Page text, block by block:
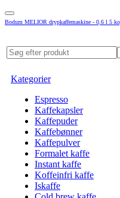
Bodum MELIOR drypkaffemaskine - 0,6 l 5
Kategorier
Espresso
Kaffekapsler
Kaffepuder
Kaffebønner
Kaffepulver
Formalet kaffe
Instant kaffe
Koffeinfri kaffe
Iskaffe